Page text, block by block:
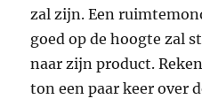
zal zijn. Een
goed op de hoogte zal
naar zijn product.
ton een paar keer over